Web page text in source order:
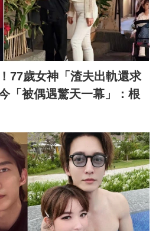
77歲女神「渣夫出軌還求
「被偶遇驚天一幕」：根